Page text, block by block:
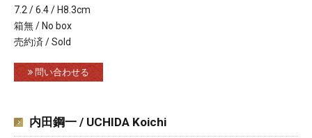
7.2 / 6.4 / H8.3cm
箱無 / No box
売約済 / Sold
問い合わせる
内田鋼一 / UCHIDA Koichi